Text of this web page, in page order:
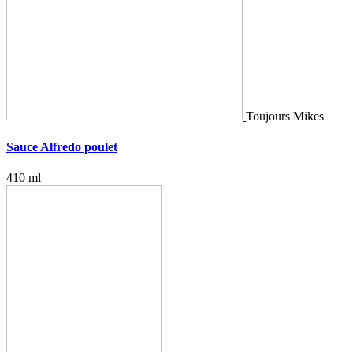
Toujours Mikes
Sauce Alfredo poulet
410 ml